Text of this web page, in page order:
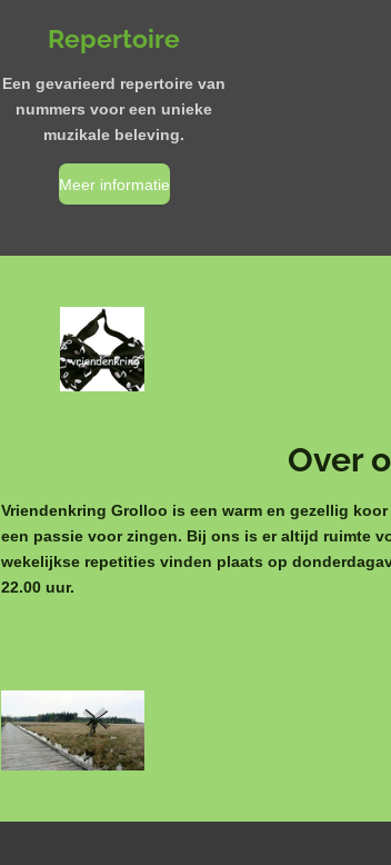
Repertoire
Een gevarieerd repertoire van
nummers voor een unieke
muzikale beleving.
Meer informatie
Over
Vriendenkring Grolloo is een warm en gezellig
een passie voor zingen. Bij ons is er altijd ruimte
wekelijkse repetities vinden plaats op
22.00 uur.